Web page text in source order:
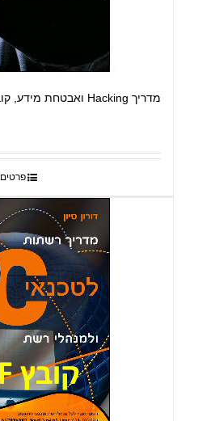
מדריך Hacking ואבטחת מידע, קובץ PDF להורדה
פרטים